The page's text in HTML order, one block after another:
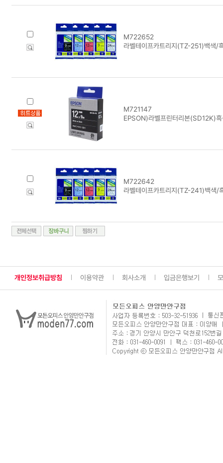
M722652
라벨테이프카트리지(TZ-251)백색/
M721147
EPSON)라벨프린터리본(SD12K)
M722642
라벨테이프카트리지(TZ-241)백색/
개인정보취급방침 이용약관 회사소개 입금은행보기